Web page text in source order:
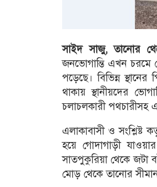
সাইদ সাজু, তানোর
জনভোগান্তি এখন চরমে
পড়েছে। বিভিন্ন
থাকায় স্থানীয়দের
চলাচলকারী পথচারীসহ
এলাকাবাসী ও সংশ্লিষ্ট
হয়ে গোদাগাড়ী
সাতপুকুরিয়া থেকে জটা
মোড় থেকে তানোর